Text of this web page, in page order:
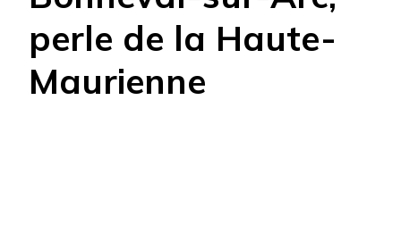
perle de la Haute-
Maurienne